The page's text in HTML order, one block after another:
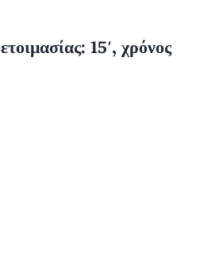
15′, χρόνος